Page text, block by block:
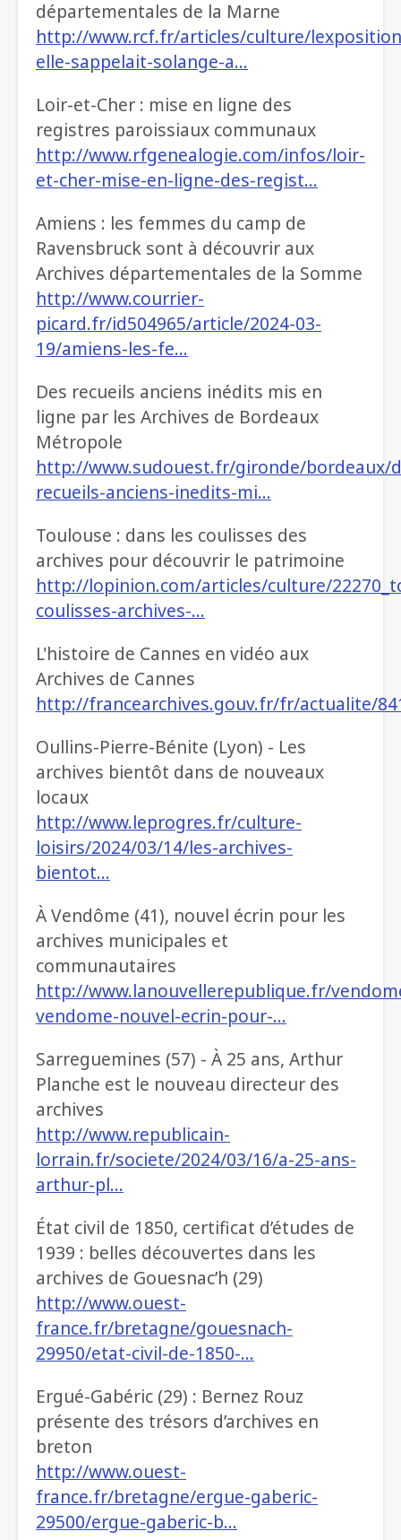
départementales de la Marne
http://www.rcf.fr/articles/culture/
elle-sappelait-solange-a…
Loir-et-Cher : mise en ligne des
registres paroissiaux communaux
http://www.rfgenealogie.com/infos/loir-
et-cher-mise-en-ligne-des-regist…
Amiens : les femmes du camp de
Ravensbruck sont à découvrir aux
Archives départementales de la Somme
http://www.courrier-
picard.fr/id504965/article/2024-03-
19/amiens-les-fe…
Des recueils anciens inédits mis en
ligne par les Archives de Bordeaux
Métropole
http://www.sudouest.fr/gironde/bordeaux/
recueils-anciens-inedits-mi…
Toulouse : dans les coulisses des
archives pour découvrir le patrimoine
http://lopinion.com/articles/culture/
coulisses-archives-…
L'histoire de Cannes en vidéo aux
Archives de Cannes
http://francearchives.gouv.fr/fr/actualite/
Oullins-Pierre-Bénite (Lyon) - Les
archives bientôt dans de nouveaux
locaux
http://www.leprogres.fr/culture-
loisirs/2024/03/14/les-archives-
bientot…
À Vendôme (41), nouvel écrin pour les
archives municipales et
communautaires
http://www.lanouvellerepublique.fr/
vendome-nouvel-ecrin-pour-…
Sarreguemines (57) - À 25 ans, Arthur
Planche est le nouveau directeur des
archives
http://www.republicain-
lorrain.fr/societe/2024/03/16/a-25-ans-
arthur-pl…
État civil de 1850, certificat d’études de
1939 : belles découvertes dans les
archives de Gouesnac’h (29)
http://www.ouest-
france.fr/bretagne/gouesnach-
29950/etat-civil-de-1850-…
Ergué-Gabéric (29) : Bernez Rouz
présente des trésors d’archives en
breton
http://www.ouest-
france.fr/bretagne/ergue-gaberic-
29500/ergue-gaberic-b…